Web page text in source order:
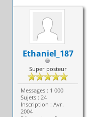
Ethaniel_187
Super posteur
Messages : 1 000
Sujets : 24
Inscription : Avr.
2004